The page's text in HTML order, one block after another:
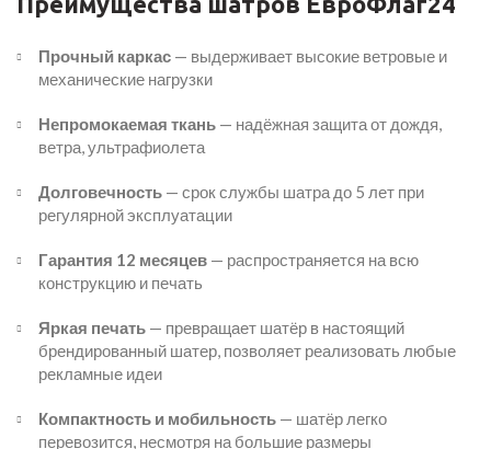
Прочный каркас — выдерживает высокие ветровые и
механические нагрузки
Непромокаемая ткань — надёжная защита от дождя,
ветра, ультрафиолета
Долговечность — срок службы шатра до 5 лет при
регулярной эксплуатации
Гарантия 12 месяцев — распространяется на всю
конструкцию и печать
Яркая печать — превращает шатёр в настоящий
брендированный шатер, позволяет реализовать любые
рекламные идеи
Компактность и мобильность — шатёр легко
перевозится, несмотря на большие размеры